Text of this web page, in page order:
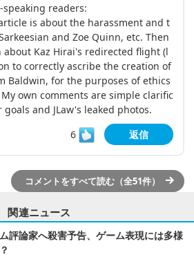
readers:
is about the harassment and t
and Zoe Quinn, etc. Then
Kaz Hirai's redirected flight (l
to correctly ascribe the creation of
Baldwin, for the purposes of ethics
own comments are simple clarific
and JLaw's leaked photos.
6
返信
コメントをすべて読む（全51件）
関連ニュース
評論家へ殺害予告、ゲーム表現には多様